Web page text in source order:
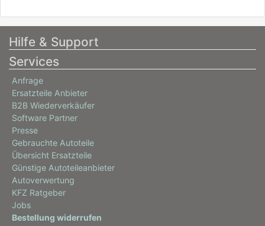
Hilfe & Support
Services
Anfrage
Ersatzteile Anbieter
B2B Wiederverkäufer
Software Partner
Presse
Gebrauchte Autoteile
Übersicht Ersatzteile
Günstige Autoteileanbieter
Autoverwertung
KFZ Ratgeber
Jobs
Bestellung widerrufen